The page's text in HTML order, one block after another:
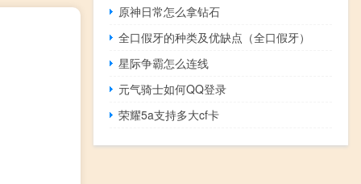
原神日常怎么拿钻石
全口假牙的种类及优缺点（全口假牙）
星际争霸怎么连线
元气骑士如何QQ登录
荣耀5a支持多大cf卡